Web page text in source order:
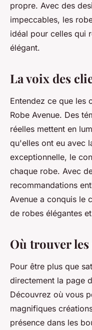
propre. Avec des
impeccables, les
idéal pour celles qui
élégant.
La voix des
Entendez ce que les
Robe Avenue. Des
réelles mettent en
qu'elles ont eu avec
exceptionnelle, le
chaque robe. Avec
recommandations
Avenue a conquis le
de robes élégantes
Où trouver les
Pour être plus que
directement la page
Découvrez où vous
magnifiques
présence dans les